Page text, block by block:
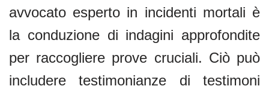
avvocato esperto in incidenti mortali è
la conduzione di indagini approfondite
per raccogliere prove cruciali. Ciò può
includere testimonianze di testimoni